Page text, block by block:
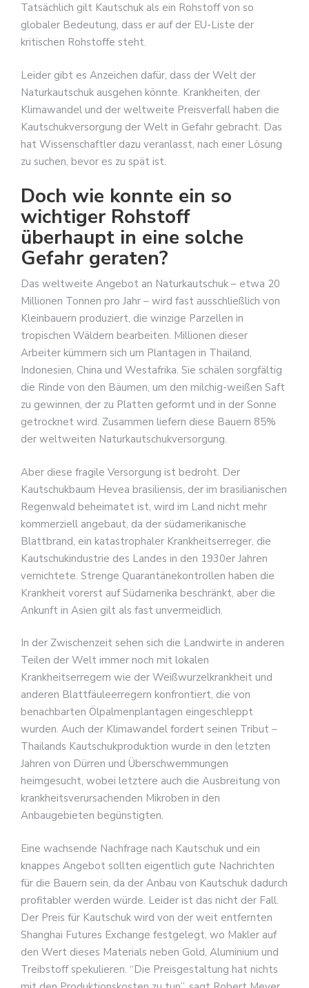
Tatsächlich gilt Kautschuk als ein Rohstoff von so
globaler Bedeutung, dass er auf der EU-Liste der
kritischen Rohstoffe steht.
Leider gibt es Anzeichen dafür, dass der Welt der
Naturkautschuk ausgehen könnte. Krankheiten, der
Klimawandel und der weltweite Preisverfall haben die
Kautschukversorgung der Welt in Gefahr gebracht. Das
hat Wissenschaftler dazu veranlasst, nach einer Lösung
zu suchen, bevor es zu spät ist.
Doch wie konnte ein so
wichtiger Rohstoff
überhaupt in eine solche
Gefahr geraten?
Das weltweite Angebot an Naturkautschuk – etwa 20
Millionen Tonnen pro Jahr – wird fast ausschließlich von
Kleinbauern produziert, die winzige Parzellen in
tropischen Wäldern bearbeiten. Millionen dieser
Arbeiter kümmern sich um Plantagen in Thailand,
Indonesien, China und Westafrika. Sie schälen sorgfältig
die Rinde von den Bäumen, um den milchig-weißen Saft
zu gewinnen, der zu Platten geformt und in der Sonne
getrocknet wird. Zusammen liefern diese Bauern 85%
der weltweiten Naturkautschukversorgung.
Aber diese fragile Versorgung ist bedroht. Der
Kautschukbaum Hevea brasiliensis, der im brasilianischen
Regenwald beheimatet ist, wird im Land nicht mehr
kommerziell angebaut, da der südamerikanische
Blattbrand, ein katastrophaler Krankheitserreger, die
Kautschukindustrie des Landes in den 1930er Jahren
vernichtete. Strenge Quarantänekontrollen haben die
Krankheit vorerst auf Südamerika beschränkt, aber die
Ankunft in Asien gilt als fast unvermeidlich.
In der Zwischenzeit sehen sich die Landwirte in anderen
Teilen der Welt immer noch mit lokalen
Krankheitserregern wie der Weißwurzelkrankheit und
anderen Blattfäuleerregern konfrontiert, die von
benachbarten Ölpalmenplantagen eingeschleppt
wurden. Auch der Klimawandel fordert seinen Tribut –
Thailands Kautschukproduktion wurde in den letzten
Jahren von Dürren und Überschwemmungen
heimgesucht, wobei letztere auch die Ausbreitung von
krankheitsverursachenden Mikroben in den
Anbaugebieten begünstigten.
Eine wachsende Nachfrage nach Kautschuk und ein
knappes Angebot sollten eigentlich gute Nachrichten
für die Bauern sein, da der Anbau von Kautschuk dadurch
profitabler werden würde. Leider ist das nicht der Fall.
Der Preis für Kautschuk wird von der weit entfernten
Shanghai Futures Exchange festgelegt, wo Makler auf
den Wert dieses Materials neben Gold, Aluminium und
Treibstoff spekulieren. “Die Preisgestaltung hat nichts